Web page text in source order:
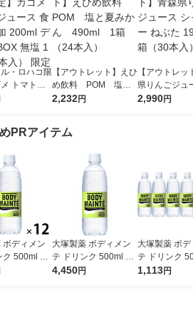
ル・ロハコ限
トマトジ
無添加 20
【アウトレット】えひ
め飲料 POM 塩と
夏みかん 490ml 1
2,232円
【アウトレッ
県りんごジュ
ャイニー ね
2,990円
PRアイテム
ボディメン
ク 500ml 1
本）
大塚製薬 ボディメン
テ ドリンク 500ml 1
箱（24本入）
4,450円
大塚製薬 ボ
テ ドリンク
セット（6本）
1,113円